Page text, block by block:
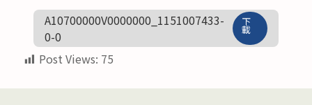
A10700000V0000000_1151007433-
0-0
下
載
Post Views: 75